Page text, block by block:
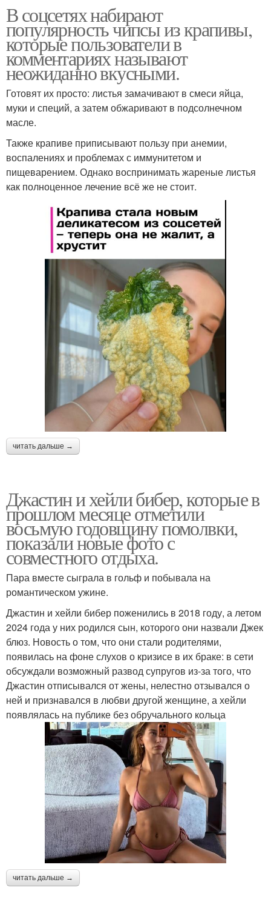
В соцсетях набирают
популярность чипсы из крапивы,
которые пользователи в
комментариях называют
неожиданно вкусными.
Готовят их просто: листья замачивают в смеси яйца,
муки и специй, а затем обжаривают в подсолнечном
масле.
Также крапиве приписывают пользу при анемии,
воспалениях и проблемах с иммунитетом и
пищеварением. Однако воспринимать жареные листья
как полноценное лечение всё же не стоит.
читать дальше →
Джастин и хейли бибер, которые в
прошлом месяце отметили
восьмую годовщину помолвки,
показали новые фото с
совместного отдыха.
Пара вместе сыграла в гольф и побывала на
романтическом ужине.
Джастин и хейли бибер поженились в 2018 году, а летом
2024 года у них родился сын, которого они назвали Джек
блюз. Новость о том, что они стали родителями,
появилась на фоне слухов о кризисе в их браке: в сети
обсуждали возможный развод супругов из-за того, что
Джастин отписывался от жены, нелестно отзывался о
ней и признавался в любви другой женщине, а хейли
появлялась на публике без обручального кольца
читать дальше →